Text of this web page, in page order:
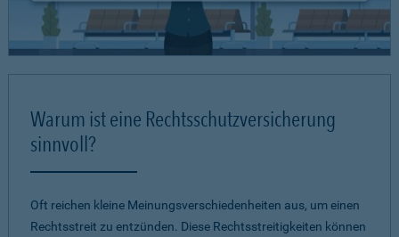
Warum ist eine Rechtsschutzversicherung
sinnvoll?
Oft reichen kleine Meinungsverschiedenheiten aus, um einen
Rechtsstreit zu entzünden. Diese Rechtsstreitigkeiten können